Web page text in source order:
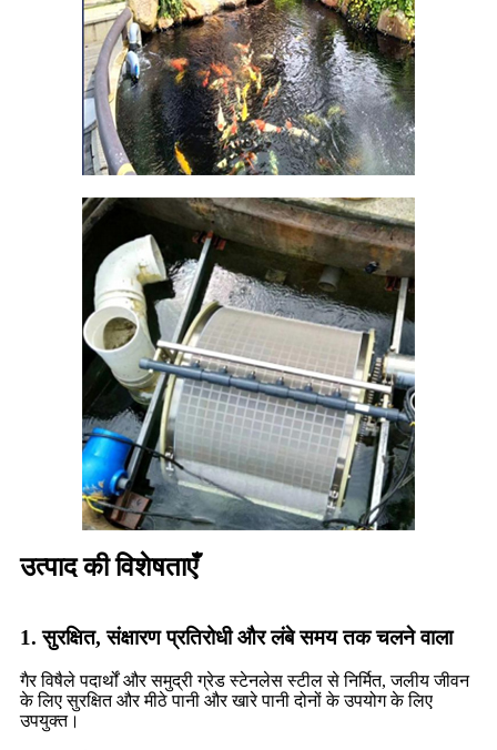
उत्पाद की विशेषताएँ
1. सुरक्षित, संक्षारण प्रतिरोधी और लंबे समय तक चलने वाला
गैर विषैले पदार्थों और समुद्री ग्रेड स्टेनलेस स्टील से निर्मित, जलीय जीवन
के लिए सुरक्षित और मीठे पानी और खारे पानी दोनों के उपयोग के लिए
उपयुक्त।